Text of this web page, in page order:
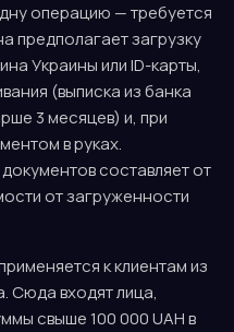
операцию — требуется
предполагает загрузку
Украины или ID-карты,
(выписка из банка
3 месяцев) и, при
в руках.
составляет от
от загруженности
к клиентам из
Сюда входят лица,
свыше 100 000 UAH в